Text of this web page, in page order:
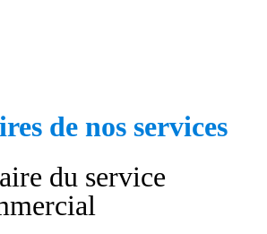
de nos services
du service